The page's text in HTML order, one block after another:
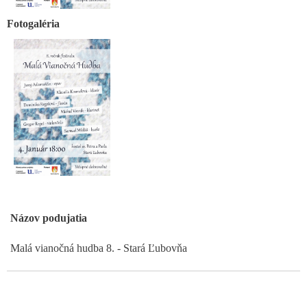
Fotogaléria
Názov podujatia
Malá vianočná hudba 8. - Stará Ľubovňa